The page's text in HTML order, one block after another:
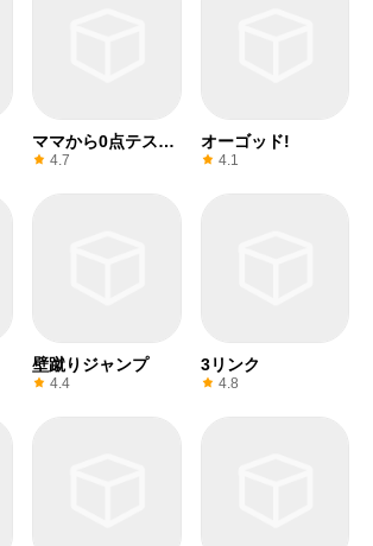
ママから0点テスト
を隠す！
4.7
オーゴッド!
4.1
壁蹴りジャンプ
4.4
3リンク
4.8